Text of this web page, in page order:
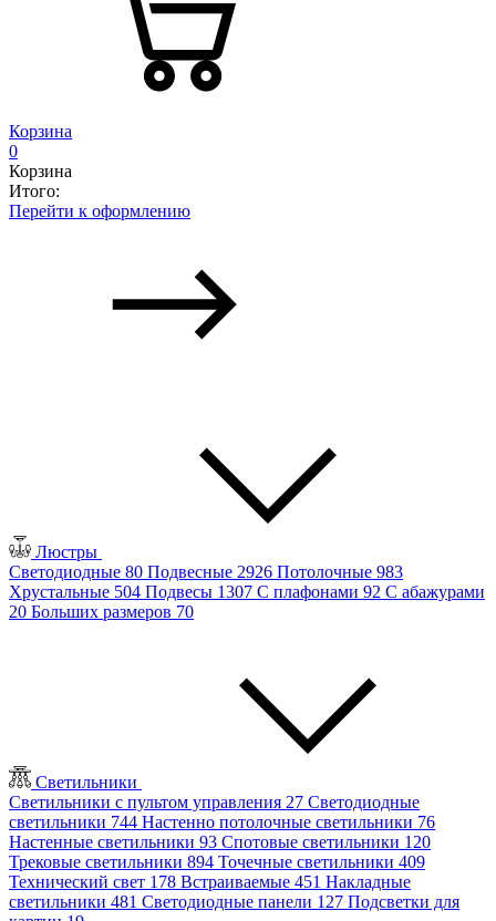
Корзина
0
Корзина
Итого:
Перейти к оформлению
Люстры
Светодиодные 80 Подвесные 2926 Потолочные 983
Хрустальные 504 Подвесы 1307 С плафонами 92 С абажурами
20 Больших размеров 70
Светильники
Светильники с пультом управления 27 Светодиодные
светильники 744 Настенно потолочные светильники 76
Настенные светильники 93 Спотовые светильники 120
Трековые светильники 894 Точечные светильники 409
Технический свет 178 Встраиваемые 451 Накладные
светильники 481 Светодиодные панели 127 Подсветки для